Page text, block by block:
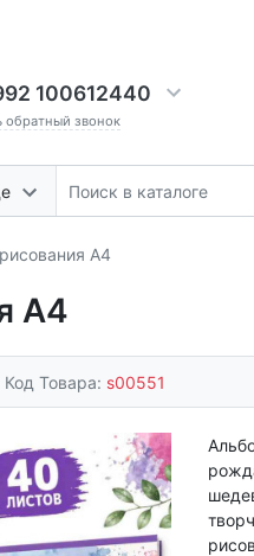
100612440
обратный звонок
A4
A4
Код Товара: s00551